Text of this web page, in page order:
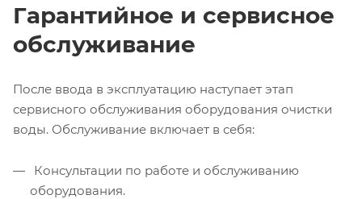
Гарантийное и сервисное
обслуживание
После ввода в эксплуатацию наступает этап
сервисного обслуживания оборудования очистки
воды. Обслуживание включает в себя:
Консультации по работе и обслуживанию
оборудования.